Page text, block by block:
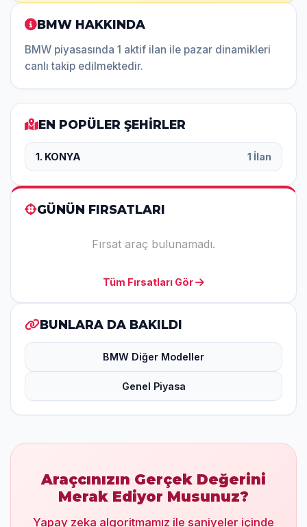
BMW HAKKINDA
BMW piyasasında 1 aktif ilan ile pazar dinamikleri
canlı takip edilmektedir.
EN POPÜLER ŞEHİRLER
1. KONYA 1 İlan
GÜNÜN FIRSATLARI
Fırsat araç bulunamadı.
Tüm Fırsatları Gör
BUNLARA DA BAKILDI
BMW Diğer Modeller
Genel Piyasa
Araçcınızın Gerçek Değerini
Merak Ediyor Musunuz?
Yapay zeka algoritmamız ile saniyeler içinde